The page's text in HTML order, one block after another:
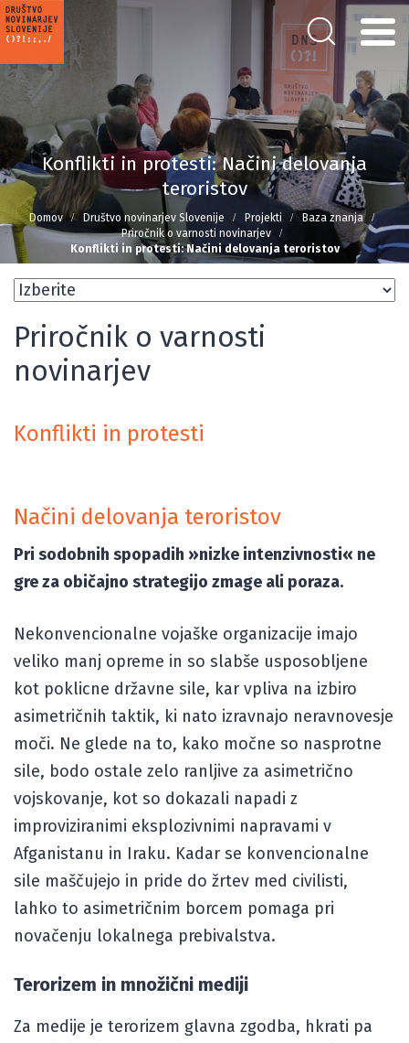
Konflikti in protesti: Načini delovanja
teroristov
Domov Društvo novinarjev Slovenije Projekti
Baza znanja
Priročnik o varnosti novinarjev
Konflikti in protesti: Načini delovanja teroristov
Priročnik o varnosti
novinarjev
Konflikti in protesti
Načini delovanja teroristov
Pri sodobnih spopadih »nizke intenzivnosti« ne
gre za običajno strategijo zmage ali poraza.
Nekonvencionalne vojaške organizacije imajo
veliko manj opreme in so slabše usposobljene
kot poklicne državne sile, kar vpliva na izbiro
asimetričnih taktik, ki nato izravnajo neravnovesje
moči. Ne glede na to, kako močne so nasprotne
sile, bodo ostale zelo ranljive za asimetrično
vojskovanje, kot so dokazali napadi z
improviziranimi eksplozivnimi napravami v
Afganistanu in Iraku. Kadar se konvencionalne
sile maščujejo in pride do žrtev med civilisti,
lahko to asimetričnim borcem pomaga pri
novačenju lokalnega prebivalstva.
Terorizem in množični mediji
Za medije je terorizem glavna zgodba, hkrati pa